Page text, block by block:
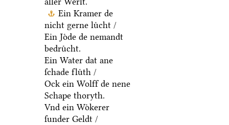
Ein Kramer de
nicht gerne luͤcht /
Ein Joͤde de nemandt
bedruͤcht.
Ein Water dat ane
ſchade fluͤth /
Ock ein Wolff de nene
Schape thoryth.
Vnd ein Woͤkerer
ſunder Geldt /